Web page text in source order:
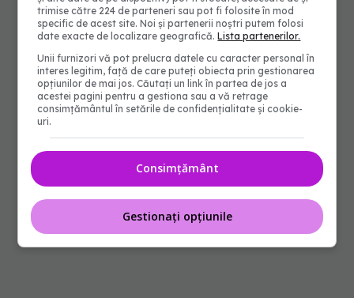
trimise către 224 de parteneri sau pot fi folosite în mod
specific de acest site. Noi și partenerii noștri putem folosi
date exacte de localizare geografică.Lista partenerilor.
Unii furnizori vă pot prelucra datele cu caracter personal în
interes legitim, față de care puteți obiecta prin gestionarea
opțiunilor de mai jos. Căutați un link în partea de jos a
acestei pagini pentru a gestiona sau a vă retrage
consimțământul în setările de confidențialitate și cookie-
uri.
Consimțământ
Gestionați opțiunile